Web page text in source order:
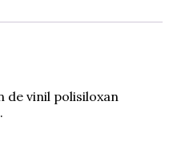
vinil polisiloxan